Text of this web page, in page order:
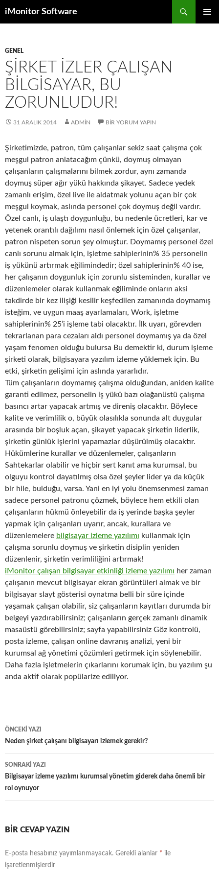
iMonitor Software
GENEL
ŞIRKET IZLER ÇALIŞAN
BILGISAYAR, BU
ZORUNLUDUR!
31 ARALIK 2014 ADMIN BIR YORUM YAPIN
Şirketimizde, patron, tüm çalışanlar sekiz saat çalışma çok
meşgul patron anlatacağım çünkü, doymuş olmayan
çalışanların çalışmalarını bilmek zordur, aynı zamanda
doymuş süper ağır yükü hakkında şikayet. Sadece yedek
zamanlı erişim, özel live ile aldatmak yolunu açan bir çok
meşgul koymak, aslında personel çok doymuş değil vardır.
Özel canlı, iş ulaştı doygunluğu, bu nedenle ücretleri, kar ve
yetenek orantılı dağılımı nasıl önlemek için özel çalışanlar,
patron nispeten sorun şey olmuştur. Doymamış personel özel
canlı sorunu almak için, işletme sahiplerinin% 35 personelin
iş yükünü artırmak eğilimindedir; özel sahiplerinin% 40 ise,
her çalışanın doygunluk için zorunlu sisteminden, kurallar ve
düzenlemeler olarak kullanmak eğiliminde onların aksi
takdirde bir kez ilişiği kesilir keşfedilen zamanında doymamış
isteğim, ve uygun maaş ayarlamaları, Work, işletme
sahiplerinin% 25’i işleme tabi olacaktır. İlk uyarı, görevden
tekrarlanan para cezaları aldı personel doymamış ya da özel
yaşam fenomen olduğu bulursa Bu demektir ki, durum işleme
şirketi olarak, bilgisayara yazılım izleme yüklemek için. Bu
etki, şirketin gelişimi için aslında yararlıdır.
Tüm çalışanların doymamış çalışma olduğundan, aniden kalite
garanti edilmez, personelin iş yükü bazı olağanüstü çalışma
basıncı artar yapacak artmış ve direniş olacaktır. Böylece
kalite ve verimlilik o, büyük olasılıkla sonunda alt duygular
arasında bir boşluk açan, şikayet yapacak şirketin liderlik,
şirketin günlük işlerini yapamazlar düşürülmüş olacaktır.
Hükümlerine kurallar ve düzenlemeler, çalışanların
Sahtekarlar olabilir ve hiçbir sert kanıt ama kurumsal, bu
olguyu kontrol dayatılmış olsa özel şeyler lider ya da küçük
bir hile, bulduğu, varsa. Yani en iyi yolu önemsenmesi zaman
sadece personel patronu çözmek, böylece hem etkili olan
çalışanların hükmü önleyebilir da iş yerinde başka şeyler
yapmak için çalışanları uyarır, ancak, kurallara ve
düzenlemelere bilgisayar izleme yazılımı kullanmak için
çalışma sorunlu doymuş ve şirketin disiplin yeniden
düzenlenir, şirketin verimliliğini artırmak!
iMonitor çalışan bilgisayar etkinliği izleme yazılımı her zaman
çalışanın mevcut bilgisayar ekran görüntüleri almak ve bir
bilgisayar slayt gösterisi oynatma belli bir süre içinde
yaşamak çalışan olabilir, siz çalışanların kayıtları durumda bir
belgeyi yazdırabilirsiniz; çalışanların gerçek zamanlı dinamik
masaüstü görebilirsiniz; sayfa yapabilirsiniz Göz kontrolü,
posta izleme, çalışan online davranış analizi, yeni bir
kurumsal ağ yönetimi çözümleri getirmek için söylenebilir.
Daha fazla işletmelerin çıkarlarını korumak için, bu yazılım şu
anda aktif olarak popülarize ediliyor.
Yazı
dolaşımı
ÖNCEKI YAZI
Neden şirket çalışanı bilgisayarı izlemek gerekir?
SONRAKI YAZI
Bilgisayar izleme yazılımı kurumsal yönetim giderek daha önemli bir
rol oynuyor
BIR CEVAP YAZIN
E-posta hesabınız yayımlanmayacak. Gerekli alanlar * ile
işaretlenmişlerdir